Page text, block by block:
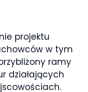
projektu
w tym
ramy
działających